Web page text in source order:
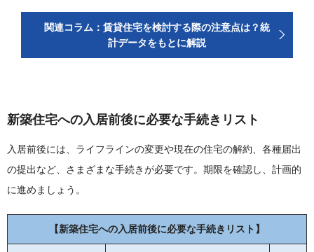
関連コラム：賃貸住宅を検討する際の注意点は？統
計データをもとに解説
新築住宅への入居前後に必要な手続きリスト
入居前後には、ライフラインの変更や現在の住宅の解約、各種届出
の提出など、さまざまな手続きが必要です。期限を確認し、計画的
に進めましょう。
【新築住宅への入居前後に必要な手続きリスト】